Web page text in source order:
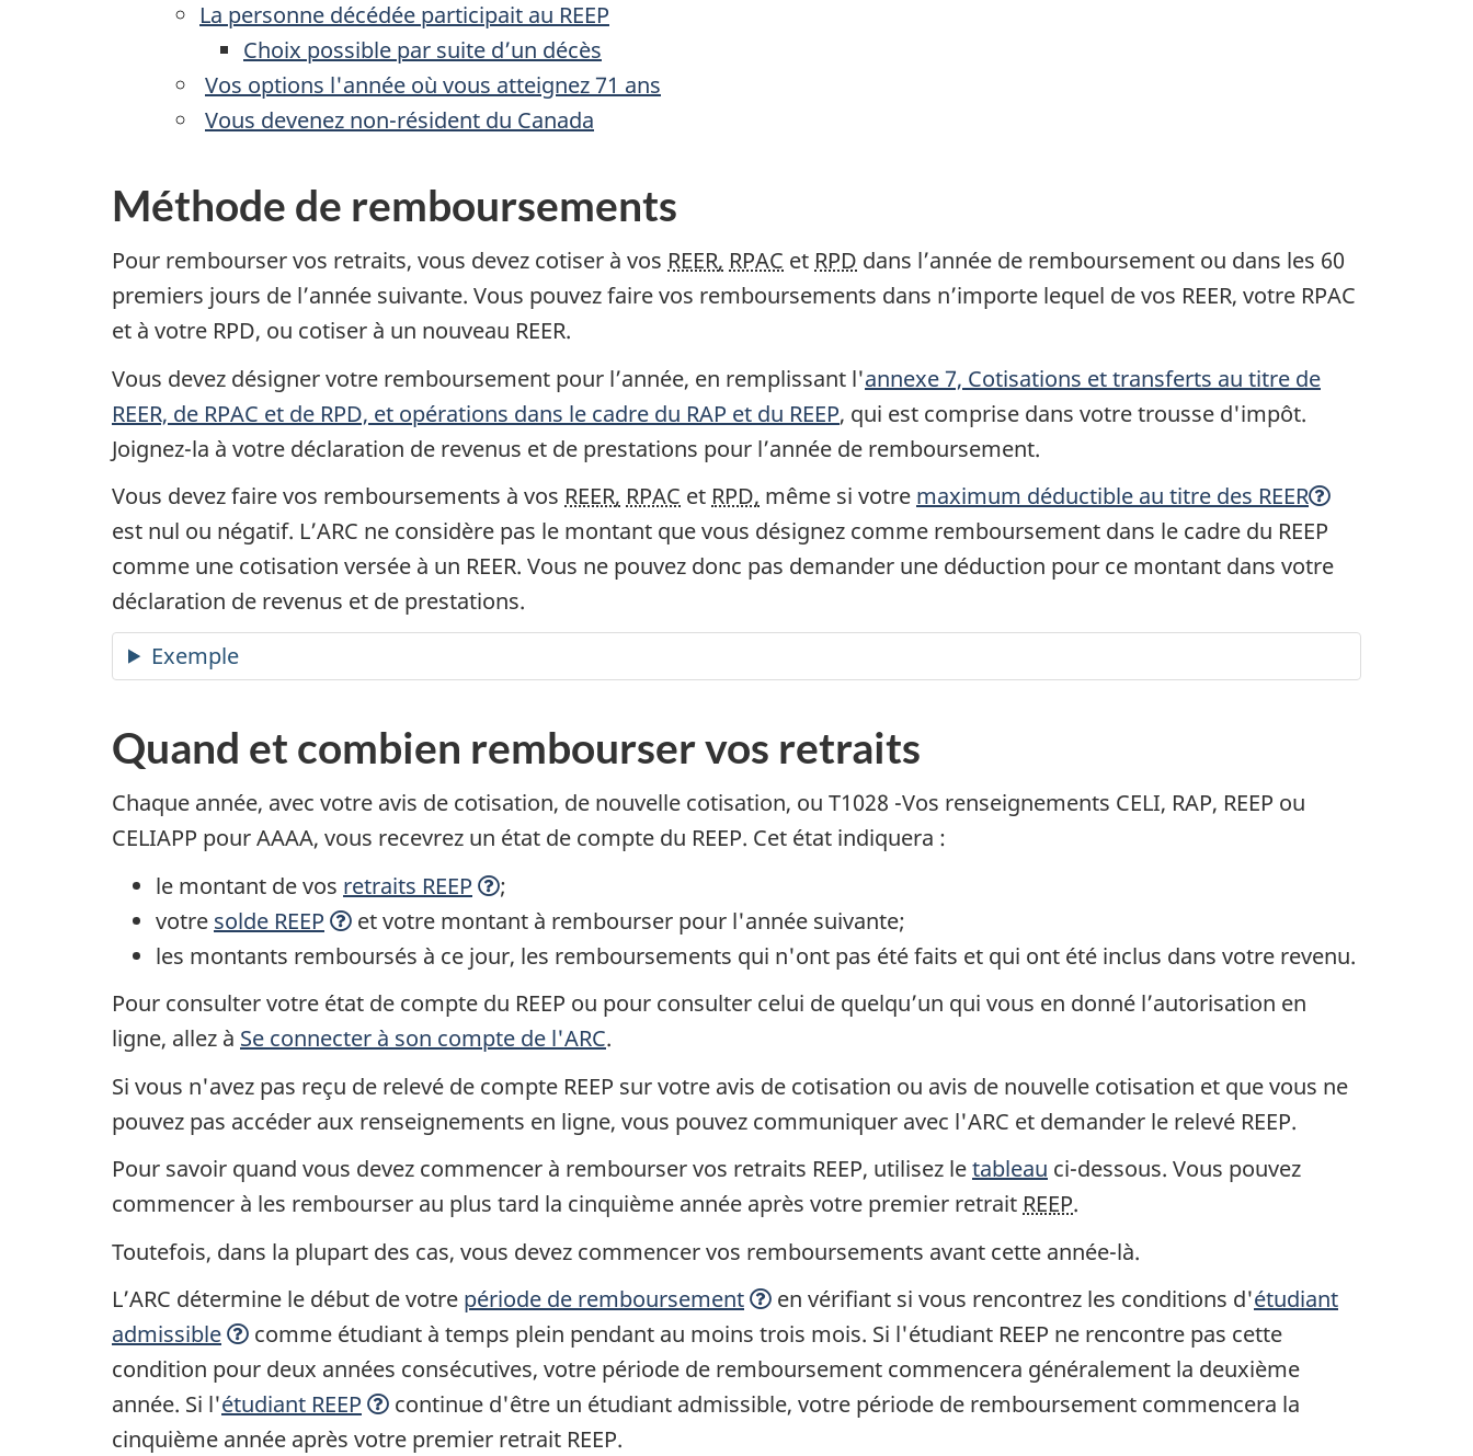
t
à
l
'
é
d
u
c
a
i
p
e
m
a
n
e
n
t
e
La personne décédée participait au REEP
Choix possible par suite d’un décès
Vos options l'année où vous atteignez 71 ans
Vous devenez non-résident du Canada
Méthode de remboursements
Pour rembourser vos retraits, vous devez cotiser à vos REER, RPAC et RPD dans l’année de remboursement ou dans les 60
premiers jours de l’année suivante. Vous pouvez faire vos remboursements dans n’importe lequel de vos REER, votre RPAC
et à votre RPD, ou cotiser à un nouveau REER.
Vous devez désigner votre remboursement pour l’année, en remplissant l'annexe 7, Cotisations et transferts au titre de
REER, de RPAC et de RPD, et opérations dans le cadre du RAP et du REEP, qui est comprise dans votre trousse d'impôt.
Joignez-la à votre déclaration de revenus et de prestations pour l’année de remboursement.
Vous devez faire vos remboursements à vos REER, RPAC et RPD, même si votre maximum déductible au titre des REER
est nul ou négatif. L’ARC ne considère pas le montant que vous désignez comme remboursement dans le cadre du REEP
comme une cotisation versée à un REER. Vous ne pouvez donc pas demander une déduction pour ce montant dans votre
déclaration de revenus et de prestations.
Exemple
Quand et combien rembourser vos retraits
Chaque année, avec votre avis de cotisation, de nouvelle cotisation, ou T1028 -Vos renseignements CELI, RAP, REEP ou
CELIAPP pour AAAA, vous recevrez un état de compte du REEP. Cet état indiquera :
le montant de vos retraits REEP
;
votre solde REEP
et votre montant à rembourser pour l'année suivante;
les montants remboursés à ce jour, les remboursements qui n'ont pas été faits et qui ont été inclus dans votre revenu.
Pour consulter votre état de compte du REEP ou pour consulter celui de quelqu’un qui vous en donné l’autorisation en
ligne, allez à Se connecter à son compte de l'ARC.
Si vous n'avez pas reçu de relevé de compte REEP sur votre avis de cotisation ou avis de nouvelle cotisation et que vous ne
pouvez pas accéder aux renseignements en ligne, vous pouvez communiquer avec l'ARC et demander le relevé REEP.
Pour savoir quand vous devez commencer à rembourser vos retraits REEP, utilisez letableau ci-dessous. Vous pouvez
commencer à les rembourser au plus tard la cinquième année après votre premier retrait REEP.
Toutefois, dans la plupart des cas, vous devez commencer vos remboursements avant cette année-là.
L’ARC détermine le début de votre période de remboursement en vérifiant si vous rencontrez les conditions d'étudiant
admissible
comme étudiant à temps plein pendant au moins trois mois. Si l'étudiant REEP ne rencontre pas cette
condition pour deux années consécutives, votre période de remboursement commencera généralement la deuxième
année. Si l'étudiant REEP
continue d'être un étudiant admissible, votre période de remboursement commencera la
cinquième année après votre premier retrait REEP.